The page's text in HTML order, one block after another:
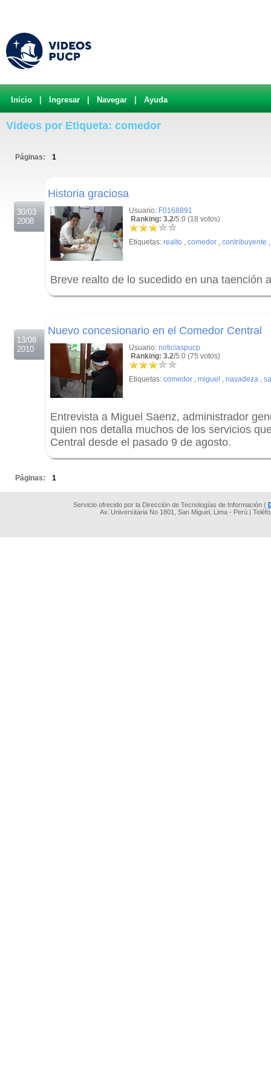
Inicio Ingresar Navegar Ayuda
Videos por Etiqueta: comedor
Páginas: 1
30/03
2008
Historia graciosa
Usuario: F0168891
Ranking: 3.2/5.0 (18 votos)
Etiquetas: realto , comedor , contribuyente
Breve realto de lo sucedido en una taención
13/08
2010
Nuevo concesionario en el Comedor Central
Usuario: noticiaspucp
Ranking: 3.2/5.0 (75 votos)
Etiquetas: comedor , miguel , navadeza ,
Entrevista a Miguel Saenz, administrador
quien nos detalla muchos de los servicios
Central desde el pasado 9 de agosto.
Páginas: 1
Servicio ofrecido por la Dirección de Tecnologías de Información (
Av. Universitaria No 1801, San Miguel, Lima - Perú |